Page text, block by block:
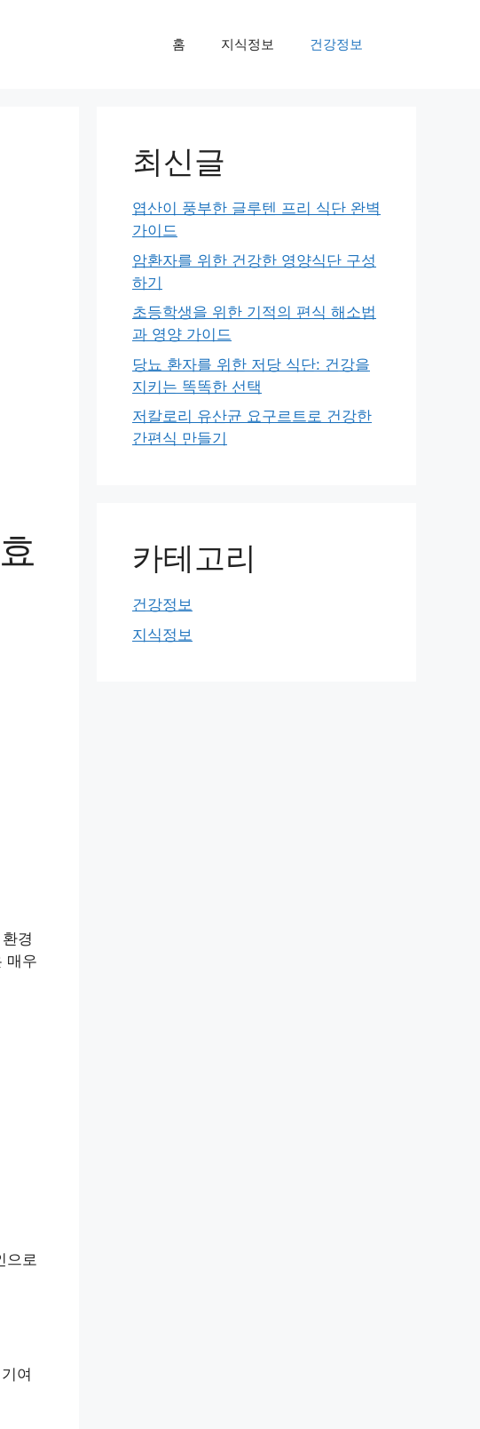
홈 지식정보 건강정보
경
매우
으로
여
최신글
엽산이 풍부한 글루텐 프리 식단 완벽
가이드
암환자를 위한 건강한 영양식단 구성
하기
초등학생을 위한 기적의 편식 해소법
과 영양 가이드
당뇨 환자를 위한 저당 식단: 건강을
지키는 똑똑한 선택
저칼로리 유산균 요구르트로 건강한
간편식 만들기
카테고리
건강정보
지식정보